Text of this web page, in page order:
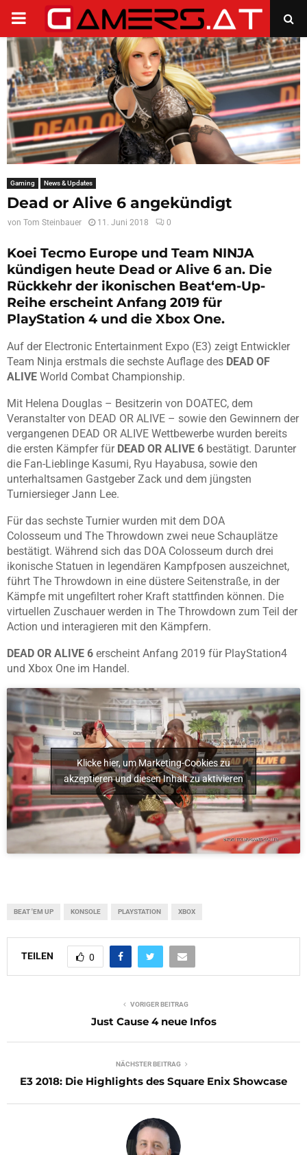
PRIMARY
MENU
Gaming News & Updates
Dead or Alive 6 angekündigt
von Tom Steinbauer 11. Juni 2018 0
Koei Tecmo Europe und Team NINJA
kündigen heute Dead or Alive 6 an. Die
Rückkehr der ikonischen Beat‘em-Up-
Reihe erscheint Anfang 2019 für
PlayStation 4 und die Xbox One.
Auf der Electronic Entertainment Expo (E3) zeigt Entwickler
Team Ninja erstmals die sechste Auflage des DEAD OF
ALIVE World Combat Championship.
Mit Helena Douglas – Besitzerin von DOATEC, dem
Veranstalter von DEAD OR ALIVE – sowie den Gewinnern der
vergangenen DEAD OR ALIVE Wettbewerbe wurden bereits
die ersten Kämpfer für DEAD OR ALIVE 6 bestätigt. Darunter
die Fan-Lieblinge Kasumi, Ryu Hayabusa, sowie den
unterhaltsamen Gastgeber Zack und dem jüngsten
Turniersieger Jann Lee.
Für das sechste Turnier wurden mit dem DOA
Colosseum und The Throwdown zwei neue Schauplätze
bestätigt. Während sich das DOA Colosseum durch drei
ikonische Statuen in legendären Kampfposen auszeichnet,
führt The Throwdown in eine düstere Seitenstraße, in der
Kämpfe mit ungefiltert roher Kraft stattfinden können. Die
virtuellen Zuschauer werden in The Throwdown zum Teil der
Action und interagieren mit den Kämpfern.
DEAD OR ALIVE 6 erscheint Anfang 2019 für PlayStation4
und Xbox One im Handel.
Klicke hier, um Marketing-Cookies zu
akzeptieren und diesen Inhalt zu aktivieren
BEAT 'EM UP KONSOLE PLAYSTATION XBOX
TEILEN 0
VORIGER BEITRAG
Just Cause 4 neue Infos
NÄCHSTER BEITRAG
E3 2018: Die Highlights des Square Enix Showcase